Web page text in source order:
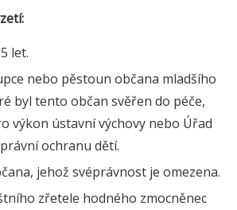
let.
nebo pěstoun občana mladšího
byl tento občan svěřen do péče,
výkon ústavní výchovy nebo Úřad
ochranu dětí.
jehož svéprávnost je omezena.
zřetele hodného zmocněnec